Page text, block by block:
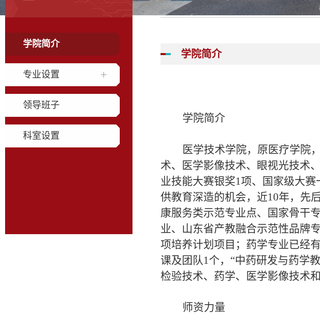
学院简介
专业设置
领导班子
科室设置
学院简介
学院简介
医学技术学院，原医疗学院，
术、医学影像技术、眼视光技术
业技能大赛银奖1项、国家级大
供教育深造的机会，近10年，先
康服务类示范专业点、国家骨干
业、山东省产教融合示范性品牌
项培养计划项目；药学专业已经
课及团队1个，“中药研发与药学
检验技术、药学、医学影像技术
师资力量